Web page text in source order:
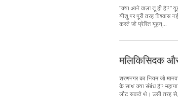
"क्या आने वाला तू ही है?"
यीशु पर पूरी तरह विश्वास
करते जो प्रेरित यूहन्...
मलिकिसिदक
शरणनगर का नियम जो
के साथ क्या संबंध है?
लौट सकते थे। उसी तरह